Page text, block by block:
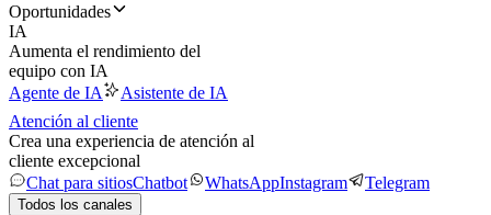
Oportunidades
IA
Aumenta el rendimiento del
equipo con IA
Agente de IA
Asistente de IA
Atención al cliente
Crea una experiencia de atención al
cliente excepcional
Chat para sitiosChatbot WhatsAppInstagram Telegram
Todos los canales